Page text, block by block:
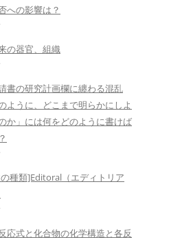
への影響は？
の器官、組織
書の研究計画欄に纏わる混乱
ように、どこまで明らかにしよ
か」には何をどのように書けば
種類]Editoral（エディトリア
応式と化合物の化学構造と各反